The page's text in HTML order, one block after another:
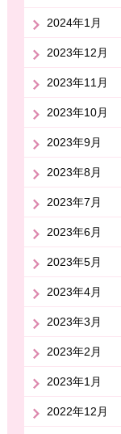
2024年1月
2023年12月
2023年11月
2023年10月
2023年9月
2023年8月
2023年7月
2023年6月
2023年5月
2023年4月
2023年3月
2023年2月
2023年1月
2022年12月